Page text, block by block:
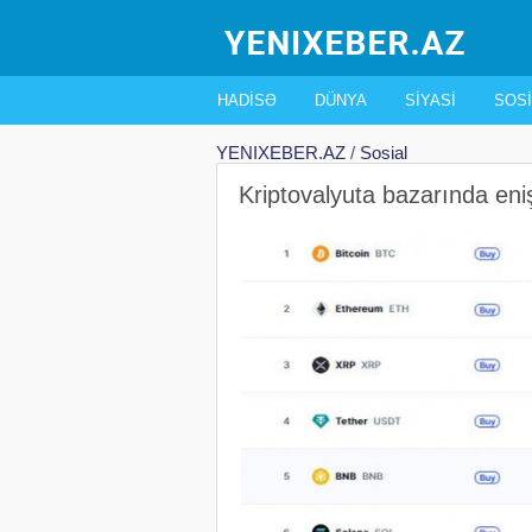
HADISƏ DÜNYA SIYASI
YENIXEBER.AZ / Sosial
Kriptovalyuta bazarında